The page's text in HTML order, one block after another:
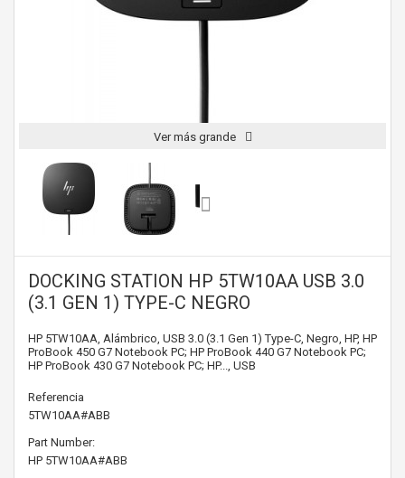
Ver más grande
DOCKING STATION HP 5TW10AA USB 3.0
(3.1 GEN 1) TYPE-C NEGRO
HP 5TW10AA, Alámbrico, USB 3.0 (3.1 Gen 1) Type-C, Negro, HP, HP
ProBook 450 G7 Notebook PC; HP ProBook 440 G7 Notebook PC;
HP ProBook 430 G7 Notebook PC; HP..., USB
Referencia
5TW10AA#ABB
Part Number:
HP 5TW10AA#ABB